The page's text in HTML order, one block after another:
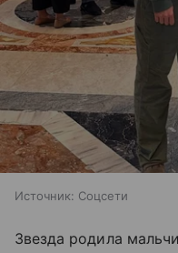
Источник: Соцсети
Звезда родила